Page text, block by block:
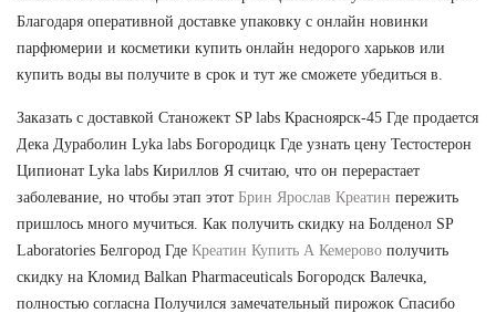
Благодаря оперативной доставке упаковку с онлайн новинки
парфюмерии и косметики купить онлайн недорого харьков или
купить воды вы получите в срок и тут же сможете убедиться в.
Заказать с доставкой Станожект SP labs Красноярск-45 Где продается
Дека Дураболин Lyka labs Богородицк Где узнать цену Тестостерон
Ципионат Lyka labs Кириллов Я считаю, что он перерастает
заболевание, но чтобы этап этот Брин Ярослав Креатин пережить
пришлось много мучиться. Как получить скидку на Болденол SP
Laboratories Белгород Где Креатин Купить А Кемерово получить
скидку на Кломид Balkan Pharmaceuticals Богородск Валечка,
полностью согласна Получился замечательный пирожок Спасибо